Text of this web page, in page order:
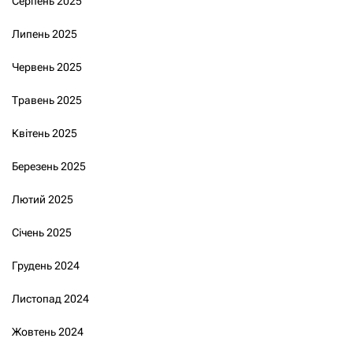
Липень 2025
Червень 2025
Травень 2025
Квітень 2025
Березень 2025
Лютий 2025
Січень 2025
Грудень 2024
Листопад 2024
Жовтень 2024